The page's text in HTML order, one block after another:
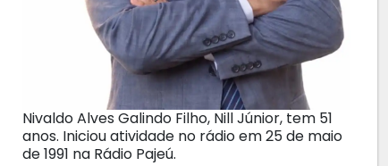
Nivaldo Alves Galindo Filho, Nill Júnior, tem 51
anos. Iniciou atividade no rádio em 25 de maio
de 1991 na Rádio Pajeú.